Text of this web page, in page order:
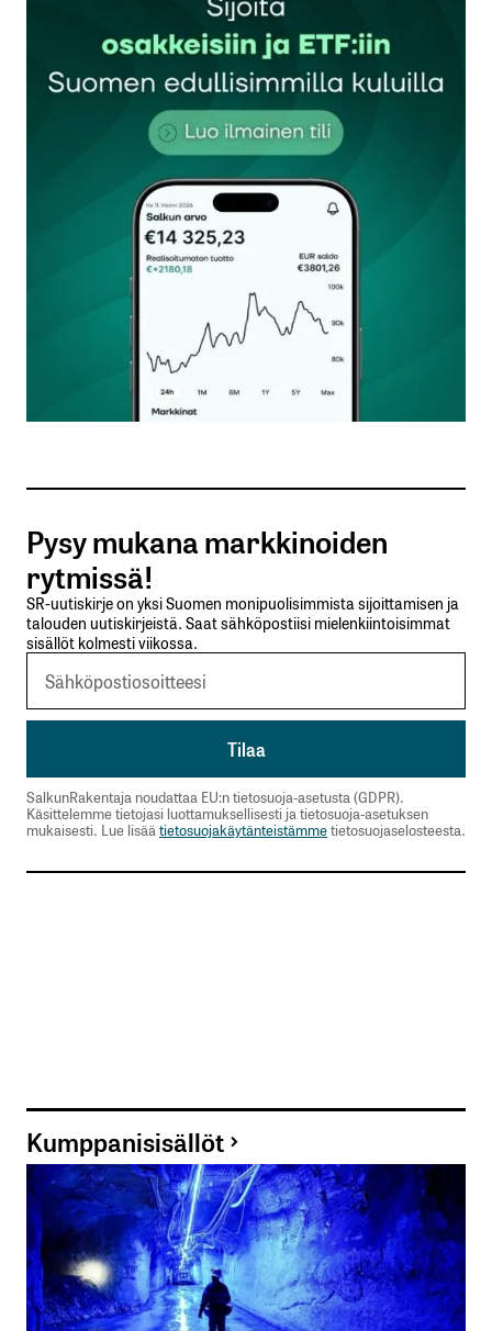
Sähköpostiosoitettasi ei julkaista.Pakolliset
kentät on merkitty*
Kommentti*
Nimesi tai nimimerkkisi
Sähköpostiosoitteesi
Tilaa SalkunRakentajan uutiskirje
Lähetä kommentti
Pysy mukana markkinoiden
rytmissä!
SR-uutiskirje on yksi Suomen monipuolisimmista sijoittamisen ja
talouden uutiskirjeistä. Saat sähköpostiisi mielenkiintoisimmat
sisällöt kolmesti viikossa.
SalkunRakentaja noudattaa EU:n tietosuoja-asetusta (GDPR).
Käsittelemme tietojasi luottamuksellisesti ja tietosuoja-asetuksen
mukaisesti. Lue lisäätietosuojakäytänteistämmetietosuojaselosteesta.
Kumppanisisällöt